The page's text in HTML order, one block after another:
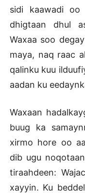
sidi kaawadi
dhigtaan dhul
Waxaa soo
maya, naq raac
qalinku kuu
aadan ku
Waxaan
buug ka
xirmo hore oo
dib ugu
tiraahdeen:
xayyin. Ku